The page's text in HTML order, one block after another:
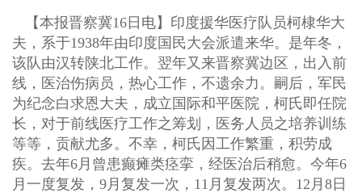
【本报晋察冀16日电】印度援华医疗队员柯棣华大
夫，系于1938年由印度国民大会派遣来华。是年冬，
该队由汉转陕北工作。翌年又来晋察冀边区，出入前
线，医治伤病员，热心工作，不遗余力。嗣后，军民
为纪念白求恩大夫，成立国际和平医院，柯氏即任院
长，对于前线医疗工作之筹划，医务人员之培养训练
等等，贡献尤多。不幸，柯氏因工作繁重，积劳成
疾。去年6月曾患癫瘫类痉挛，经医治后稍愈。今年6
月一度复发，9月复发一次，11月复发两次。12月8日